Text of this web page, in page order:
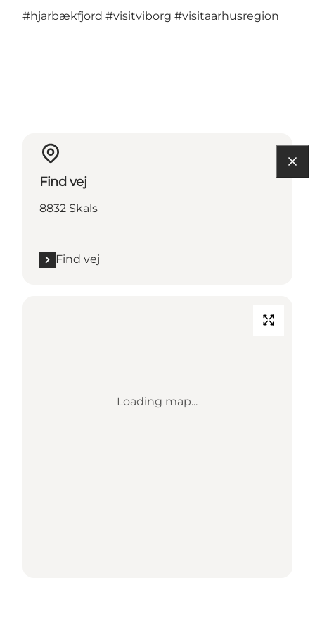
#hjarbækfjord #visitviborg #visitaarhusregion
Find vej
8832 Skals
Find vej
Loading map...